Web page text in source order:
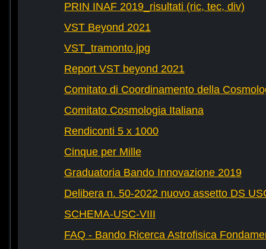
PRIN INAF 2019_risultati (ric, tec, div)
VST Beyond 2021
VST_tramonto.jpg
Report VST beyond 2021
Comitato di Coordinamento della
Comitato Cosmologia Italiana
Rendiconti 5 x 1000
Cinque per Mille
Graduatoria Bando Innovazione 2019
Delibera n. 50-2022 nuovo assetto DS
SCHEMA-USC-VIII
FAQ - Bando Ricerca Astrofisica